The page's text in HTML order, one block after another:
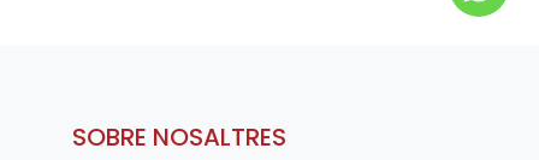
SOBRE NOSALTRES